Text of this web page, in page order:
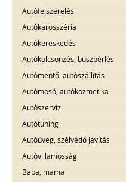
Autófelszerelés
Autókarosszéria
Autókereskedés
Autókölcsönzés, buszbérlés
Autómentő, autószállítás
Autómosó, autókozmetika
Autószerviz
Autótuning
Autóüveg, szélvédő javítás
Autóvillamosság
Baba, mama